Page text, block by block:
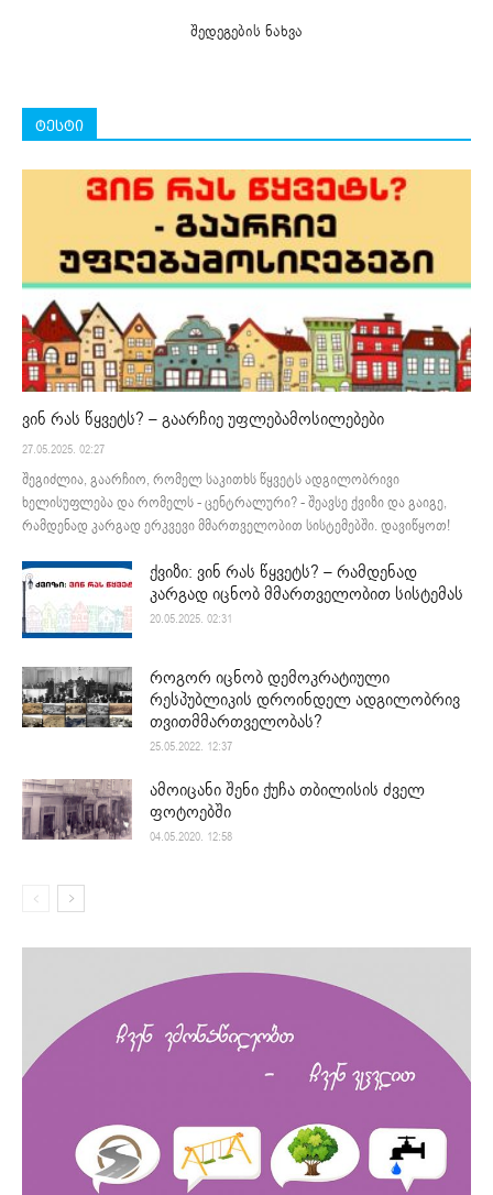
შედეგების ნახვა
ტესტი
ვინ რას წყვეტს? – გაარჩიე უფლებამოსილებები
27.05.2025. 02:27
შეგიძლია, გაარჩიო, რომელ საკითხს წყვეტს ადგილობრივი
ხელისუფლება და რომელს - ცენტრალური? - შეავსე ქვიზი და გაიგე,
რამდენად კარგად ერკვევი მმართველობით სისტემებში. დავიწყოთ!
ქვიზი: ვინ რას წყვეტს? – რამდენად
კარგად იცნობ მმართველობით სისტემას
20.05.2025. 02:31
როგორ იცნობ დემოკრატიული
რესპუბლიკის დროინდელ ადგილობრივ
თვითმმართველობას?
25.05.2022. 12:37
ამოიცანი შენი ქუჩა თბილისის ძველ
ფოტოებში
04.05.2020. 12:58